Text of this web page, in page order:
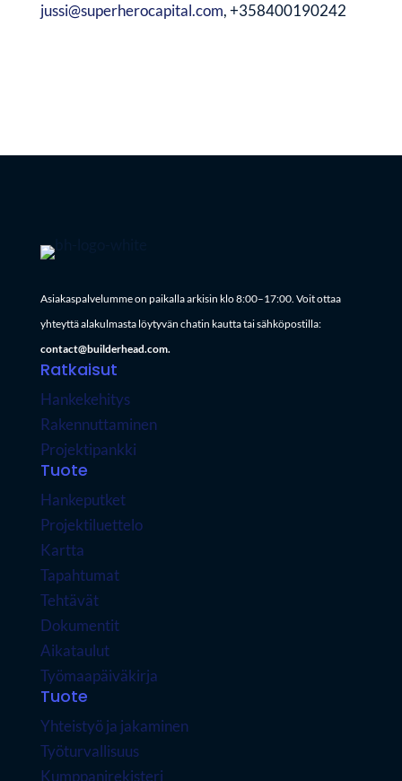
jussi@superherocapital.com, +358400190242
Asiakaspalvelumme on paikalla arkisin klo 8:00–17:00. Voit ottaa
yhteyttä alakulmasta löytyvän chatin kautta tai sähköpostilla:
contact@builderhead.com.
Ratkaisut
Hankekehitys
Rakennuttaminen
Projektipankki
Tuote
Hankeputket
Projektiluettelo
Kartta
Tapahtumat
Tehtävät
Dokumentit
Aikataulut
Työmaapäiväkirja
Tuote
Yhteistyö ja jakaminen
Työturvallisuus
Kumppanirekisteri